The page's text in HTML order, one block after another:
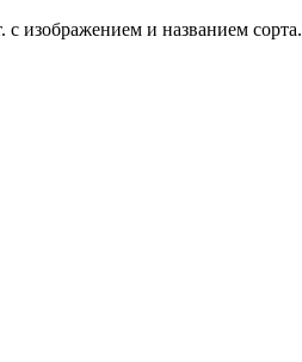
изображением и названием сорта.